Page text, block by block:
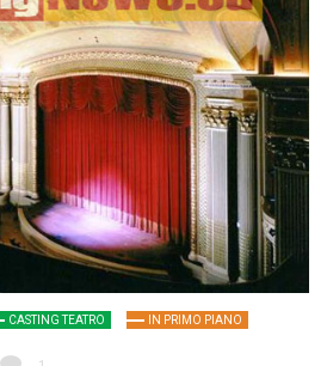
CASTING TEATRO IN PRIMO PIANO